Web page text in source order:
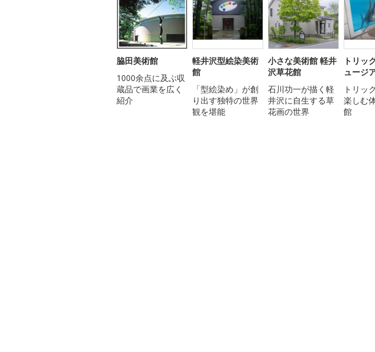
脇田美術館
1000余点に及ぶ収
蔵品で画業を広く
紹介
軽井沢型絵染美術
館
「型絵染め」が創
り出す独特の世界
観を堪能
小さな美術館 軽井
沢草花館
石川功一が描く軽
井沢に自生する草
花画の世界
トリッ
ュージ
トリッ
楽しむ
館